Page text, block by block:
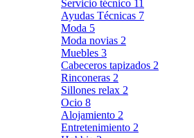
Servicio técnico 11
Ayudas Técnicas 7
Moda 5
Moda novias 2
Muebles 3
Cabeceros tapizados 2
Rinconeras 2
Sillones relax 2
Ocio 8
Alojamiento 2
Entretenimiento 2